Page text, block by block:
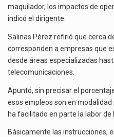
maquilador, los impactos de
indicó el dirigente.
Salinas Pérez refirió que cerca
corresponden a empresas que
desde áreas especializadas
telecomunicaciones.
Apuntó, sin precisar el
esos empleos son en
ha facilitado en parte la labor de
Básicamente las instrucciones,